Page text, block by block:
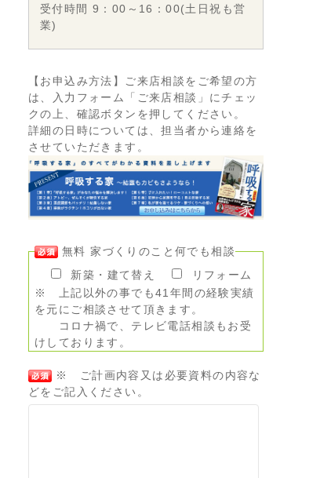
受付時間 9：00～16：00(土日祝も営
業)
【お申込み方法】ご来店相談をご希望の方
は、入力フォーム「ご来店相談」にチェッ
クの上、確認ボタンを押してください。
詳細の日時については、担当者から連絡を
させていただきます。
無料 家づくりのこと何でも相談
新築・建て替え
リフォーム
※ 上記以外の事でも41年間の経験実績
を元にご相談させて頂きます。
コロナ禍で、テレビ電話相談もお受
けしております。
※ ご計画内容又は必要資料の内容な
どをご記入ください。